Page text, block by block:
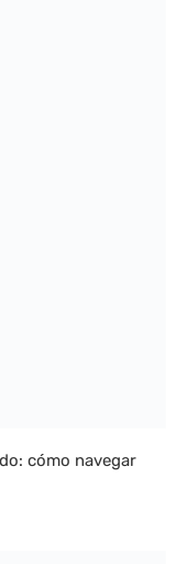
cómo navegar